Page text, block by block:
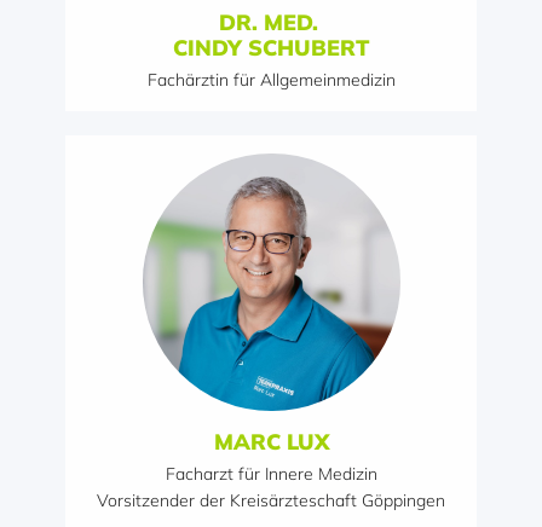
DR. MED.
CINDY SCHUBERT
Fachärztin für Allgemeinmedizin
MARC LUX
Facharzt für Innere Medizin
Vorsitzender der Kreisärzteschaft Göppingen